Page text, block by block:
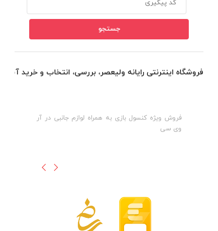
فروشگاه اینترنتی رایانه ولیعصر، بررسی، انتخاب و خرید
فروش ویژه کنسول بازی به همراه لوازم جانبی در آر
وی سی